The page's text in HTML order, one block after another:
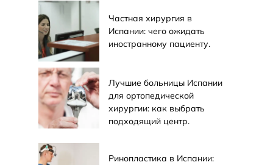
Частная хирургия в
Испании: чего ожидать
иностранному пациенту.
Лучшие больницы Испании
для ортопедической
хирургии: как выбрать
подходящий центр.
Ринопластика в Испании: